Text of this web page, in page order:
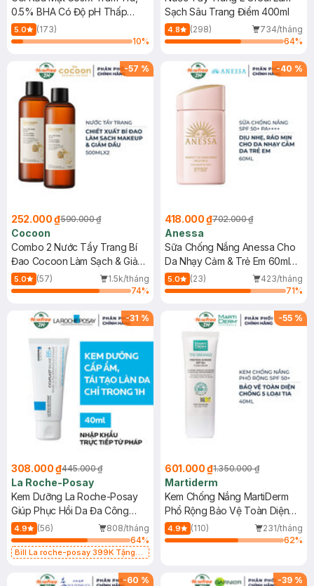
0.5% BHA Có Độ pH Thấp
150ml
5.0
(173)
10%
Sạch Sâu Trang Điểm 400ml
4.8 (298)
734/tháng
64%
-57 %
252.000 ₫590.000 ₫
Cocoon
Combo 2 Nước Tẩy Trang Bí
Đao Cocoon Làm Sạch & Giảm
Dầu 500ml
5.0 (57)
1.5k/tháng
74%
-40 %
418.000 ₫702.000 ₫
Anessa
Sữa Chống Nắng Anessa Cho
Da Nhạy Cảm & Trẻ Em 60ml
(Mới)
5.0 (23)
423/tháng
71%
-31 %
308.000 ₫445.000 ₫
La Roche-Posay
Kem Dưỡng La Roche-Posay
Giúp Phục Hồi Da Đa Công
Dụng 40ml
4.9 (56)
808/tháng
64%
Bill La roche-posay 399K Tặng
(SL có hạn)
-55 %
601.000 ₫1.350.000 ₫
Martiderm
Kem Chống Nắng MartiDerm
Phổ Rộng Bảo Vệ Toàn Diện
40ml
4.9 (110)
231/tháng
62%
-60 % -39 %